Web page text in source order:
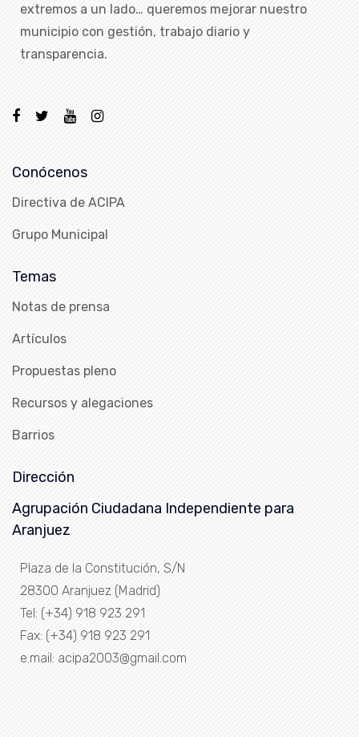
extremos a un lado… queremos mejorar nuestro
municipio con gestión, trabajo diario y
transparencia.
Conócenos
Directiva de ACIPA
Grupo Municipal
Temas
Notas de prensa
Artículos
Propuestas pleno
Recursos y alegaciones
Barrios
Dirección
Agrupación Ciudadana Independiente para
Aranjuez
Plaza de la Constitución, S/N
28300 Aranjuez (Madrid)
Tel: (+34) 918 923 291
Fax: (+34) 918 923 291
e.mail: acipa2003@gmail.com